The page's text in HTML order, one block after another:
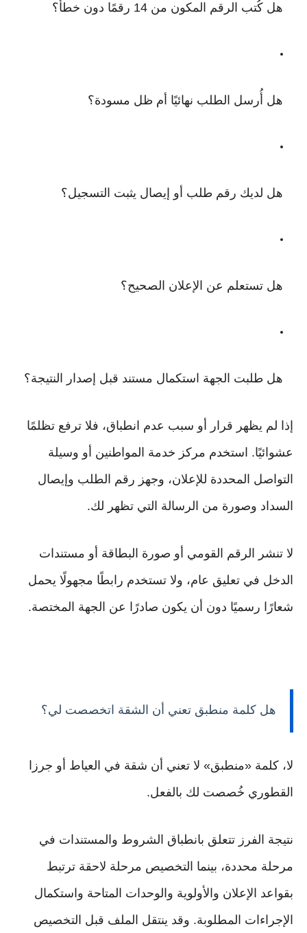
هل كُتب الرقم المكون من 14 رقمًا دون خطأ؟
هل أُرسل الطلب نهائيًا أم ظل مسودة؟
هل لديك رقم طلب أو إيصال يثبت التسجيل؟
هل تستعلم عن الإعلان الصحيح؟
هل طلبت الجهة استكمال مستند قبل إصدار النتيجة؟
إذا لم يظهر قرار أو سبب عدم انطباق، فلا ترفع تظلمًا
عشوائيًا. استخدم مركز خدمة المواطنين أو وسيلة
التواصل المحددة للإعلان، وجهز رقم الطلب وإيصال
السداد وصورة من الرسالة التي تظهر لك.
لا تنشر الرقم القومي أو صورة البطاقة أو مستندات
الدخل في تعليق عام، ولا تستخدم رابطًا مجهولًا يحمل
شعارًا رسميًا دون أن يكون صادرًا عن الجهة المختصة.
هل كلمة منطبق تعني أن الشقة اتخصصت لي؟
لا، كلمة «منطبق» لا تعني أن شقة في العياط أو جرزا
القطوري خُصصت لك بالفعل.
نتيجة الفرز تتعلق بانطباق الشروط والمستندات في
مرحلة محددة، بينما التخصيص مرحلة لاحقة ترتبط
بقواعد الإعلان والأولوية والوحدات المتاحة واستكمال
الإجراءات المطلوبة. وقد ينتقل الملف قبل التخصيص